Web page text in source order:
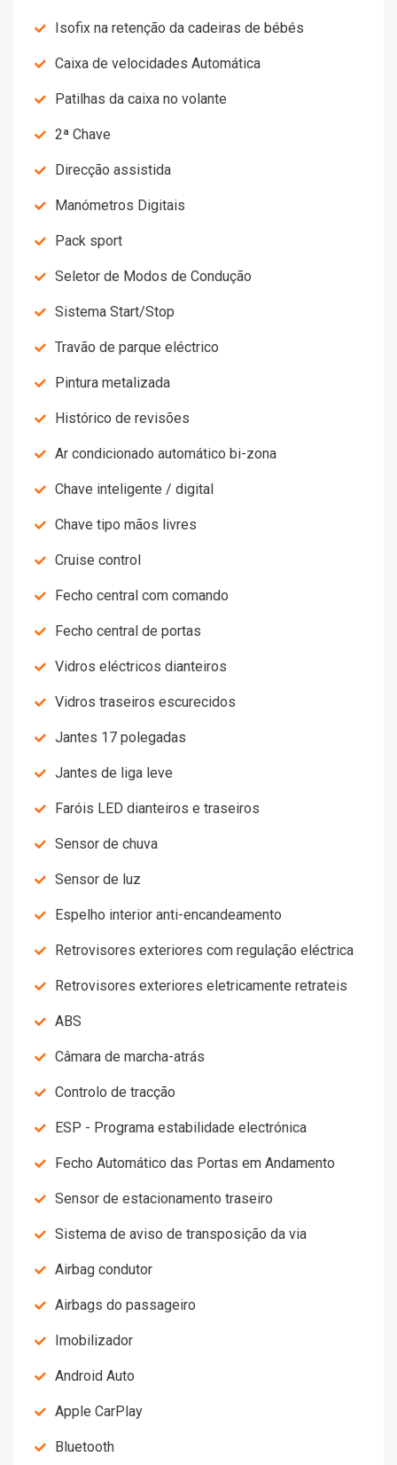
Isofix na retenção da cadeiras de bébés
Caixa de velocidades Automática
Patilhas da caixa no volante
2ª Chave
Direcção assistida
Manómetros Digitais
Pack sport
Seletor de Modos de Condução
Sistema Start/Stop
Travão de parque eléctrico
Pintura metalizada
Histórico de revisões
Ar condicionado automático bi-zona
Chave inteligente / digital
Chave tipo mãos livres
Cruise control
Fecho central com comando
Fecho central de portas
Vidros eléctricos dianteiros
Vidros traseiros escurecidos
Jantes 17 polegadas
Jantes de liga leve
Faróis LED dianteiros e traseiros
Sensor de chuva
Sensor de luz
Espelho interior anti-encandeamento
Retrovisores exteriores com regulação eléctrica
Retrovisores exteriores eletricamente retrateis
ABS
Câmara de marcha-atrás
Controlo de tracção
ESP - Programa estabilidade electrónica
Fecho Automático das Portas em Andamento
Sensor de estacionamento traseiro
Sistema de aviso de transposição da via
Airbag condutor
Airbags do passageiro
Imobilizador
Android Auto
Apple CarPlay
Bluetooth